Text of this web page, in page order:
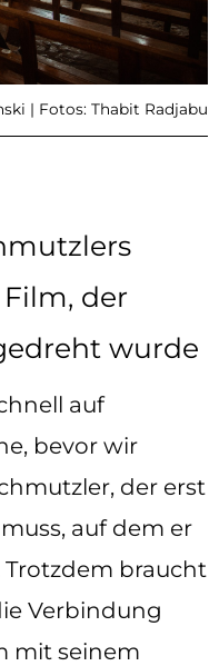
| Fotos: Thabit Radjabu
Film, der
wurde
auf
bevor wir
der erst
auf dem er
Trotzdem braucht
Verbindung
mit seinem